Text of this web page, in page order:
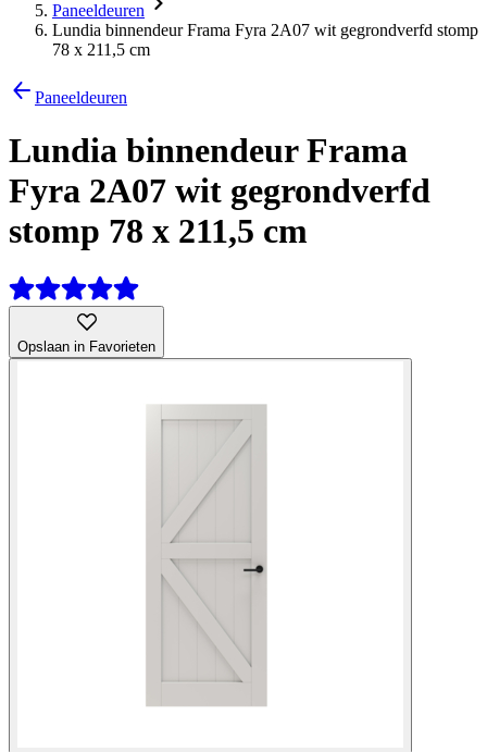
Paneeldeuren
Lundia binnendeur Frama Fyra 2A07 wit gegrondverfd stomp
78 x 211,5 cm
Paneeldeuren
Lundia binnendeur Frama
Fyra 2A07 wit gegrondverfd
stomp 78 x 211,5 cm
Opslaan in Favorieten